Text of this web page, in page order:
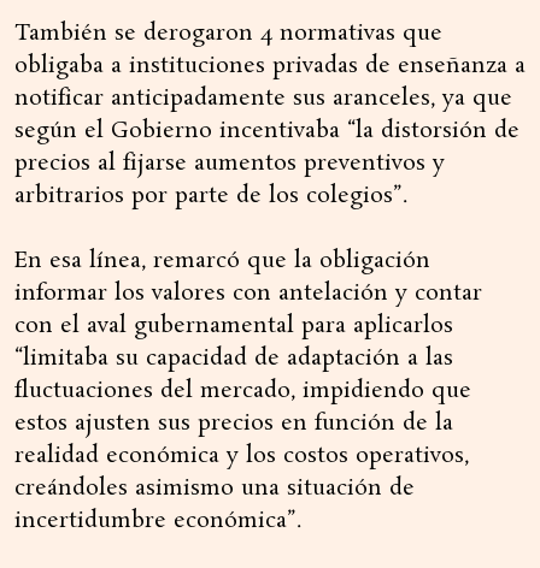
También se derogaron 4 normativas que
obligaba a instituciones privadas de enseñanza a
notificar anticipadamente sus aranceles, ya que
según el Gobierno incentivaba “la distorsión de
precios al fijarse aumentos preventivos y
arbitrarios por parte de los colegios”.
En esa línea, remarcó que la obligación
informar los valores con antelación y contar
con el aval gubernamental para aplicarlos
“limitaba su capacidad de adaptación a las
fluctuaciones del mercado, impidiendo que
estos ajusten sus precios en función de la
realidad económica y los costos operativos,
creándoles asimismo una situación de
incertidumbre económica”.